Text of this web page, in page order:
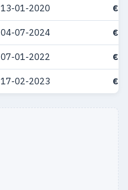
13-01-2020 €
04-07-2024 €
07-01-2022 €
17-02-2023 €